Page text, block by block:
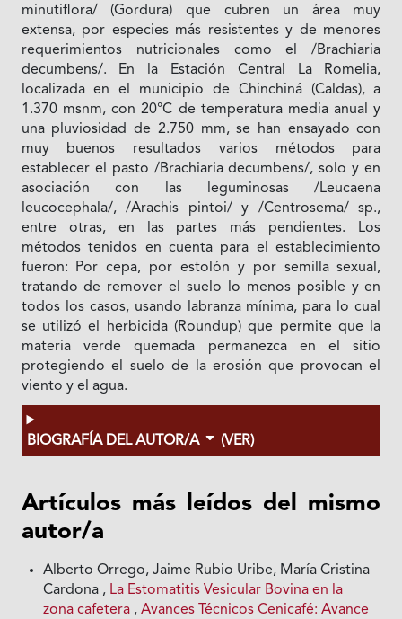
minutiflora/ (Gordura) que cubren un área muy
extensa, por especies más resistentes y de menores
requerimientos nutricionales como el /Brachiaria
decumbens/. En la Estación Central La Romelia,
localizada en el municipio de Chinchiná (Caldas), a
1.370 msnm, con 20°C de temperatura media anual y
una pluviosidad de 2.750 mm, se han ensayado con
muy buenos resultados varios métodos para
establecer el pasto /Brachiaria decumbens/, solo y en
asociación con las leguminosas /Leucaena
leucocephala/, /Arachis pintoi/ y /Centrosema/ sp.,
entre otras, en las partes más pendientes. Los
métodos tenidos en cuenta para el establecimiento
fueron: Por cepa, por estolón y por semilla sexual,
tratando de remover el suelo lo menos posible y en
todos los casos, usando labranza mínima, para lo cual
se utilizó el herbicida (Roundup) que permite que la
materia verde quemada permanezca en el sitio
protegiendo el suelo de la erosión que provocan el
viento y el agua.
BIOGRAFÍA DEL AUTOR/A (VER)
Artículos más leídos del mismo
autor/a
Alberto Orrego, Jaime Rubio Uribe, María Cristina
Cardona , La Estomatitis Vesicular Bovina en la
zona cafetera ,Avances Técnicos Cenicafé: Avance